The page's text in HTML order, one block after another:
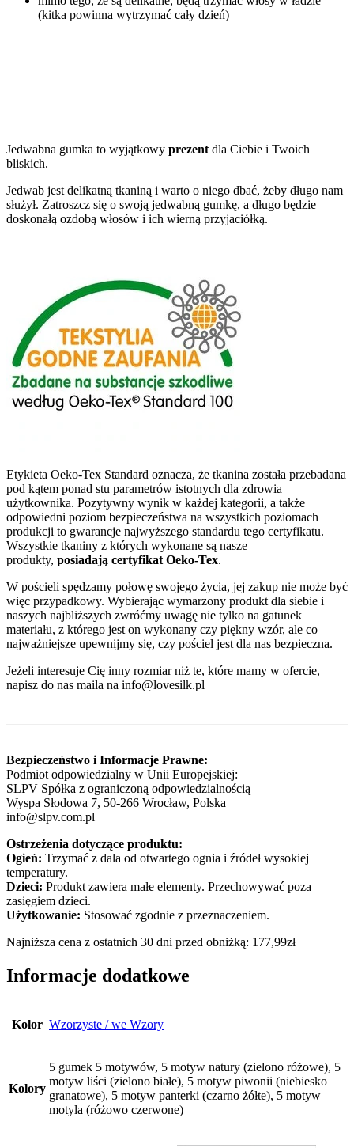
(kitka powinna wytrzymać cały dzień)
Jedwabna gumka to wyjątkowy prezent dla Ciebie i Twoich
bliskich.
Jedwab jest delikatną tkaniną i warto o niego dbać, żeby długo nam
służył. Zatroszcz się o swoją jedwabną gumkę, a długo będzie
doskonałą ozdobą włosów i ich wierną przyjaciółką.
Etykieta Oeko-Tex Standard oznacza, że tkanina została przebadana
pod kątem ponad stu parametrów istotnych dla zdrowia
użytkownika. Pozytywny wynik w każdej kategorii, a także
odpowiedni poziom bezpieczeństwa na wszystkich poziomach
produkcji to gwarancje najwyższego standardu tego certyfikatu.
Wszystkie tkaniny z których wykonane są nasze
produkty, posiadają certyfikat Oeko-Tex.
W pościeli spędzamy połowę swojego życia, jej zakup nie może być
więc przypadkowy. Wybierając wymarzony produkt dla siebie i
naszych najbliższych zwróćmy uwagę nie tylko na gatunek
materiału, z którego jest on wykonany czy piękny wzór, ale co
najważniejsze upewnijmy się, czy pościel jest dla nas bezpieczna.
Jeżeli interesuje Cię inny rozmiar niż te, które mamy w ofercie,
napisz do nas maila na info@lovesilk.pl
Bezpieczeństwo i Informacje Prawne:
Podmiot odpowiedzialny w Unii Europejskiej:
SLPV Spółka z ograniczoną odpowiedzialnością
Wyspa Słodowa 7, 50-266 Wrocław, Polska
info@slpv.com.pl
Ostrzeżenia dotyczące produktu:
Ogień: Trzymać z dala od otwartego ognia i źródeł wysokiej
temperatury.
Dzieci: Produkt zawiera małe elementy. Przechowywać poza
zasięgiem dzieci.
Użytkowanie: Stosować zgodnie z przeznaczeniem.
Najniższa cena z ostatnich 30 dni przed obniżką: 177,99zł
Informacje dodatkowe
Kolor Wzorzyste / we Wzory
Kolory
5 gumek 5 motywów, 5 motyw natury (zielono różowe), 5
motyw liści (zielono białe), 5 motyw piwonii (niebiesko
granatowe), 5 motyw panterki (czarno żółte), 5 motyw
motyla (różowo czerwone)